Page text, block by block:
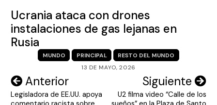
ENGLISH SECTION
Ucrania ataca con drones
instalaciones de gas lejanas en
Rusia
MUNDO PRINCIPAL
RESTO DEL MUNDO
13 DE MAYO, 2026
Navegación
de
Anterior
Legisladora de EE.UU. apoya
Siguiente
U2 filma video “Calle de los